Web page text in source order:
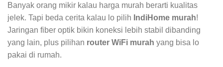
Banyak orang mikir kalau harga murah berarti kualitas
jelek. Tapi beda cerita kalau lo pilih IndiHome murah!
Jaringan fiber optik bikin koneksi lebih stabil dibanding
yang lain, plus pilihan router WiFi murah yang bisa lo
pakai di rumah.